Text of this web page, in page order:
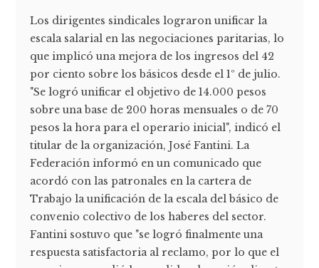
Los dirigentes sindicales lograron unificar la
escala salarial en las negociaciones paritarias, lo
que implicó una mejora de los ingresos del 42
por ciento sobre los básicos desde el 1º de julio.
"Se logró unificar el objetivo de 14.000 pesos
sobre una base de 200 horas mensuales o de 70
pesos la hora para el operario inicial", indicó el
titular de la organización, José Fantini. La
Federación informó en un comunicado que
acordó con las patronales en la cartera de
Trabajo la unificación de la escala del básico de
convenio colectivo de los haberes del sector.
Fantini sostuvo que "se logró finalmente una
respuesta satisfactoria al reclamo, por lo que el